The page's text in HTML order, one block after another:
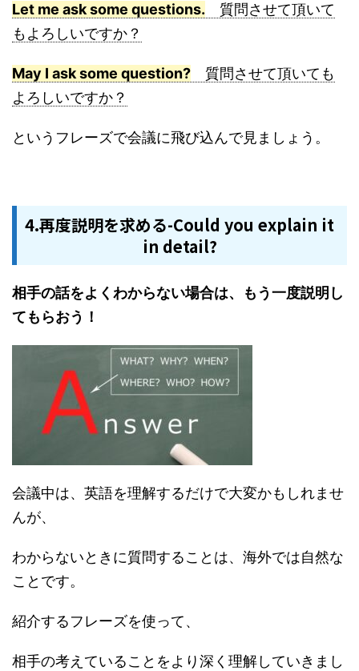
Let me ask some questions. 質問させて頂いて
もよろしいですか？
May I ask some question? 質問させて頂いても
よろしいですか？
というフレーズで会議に飛び込んで見ましょう。
4.再度説明を求める-Could you explain it
in detail?
相手の話をよくわからない場合は、もう一度説明し
てもらおう！
会議中は、英語を理解するだけで大変かもしれませ
んが、
わからないときに質問することは、海外では自然な
ことです。
紹介するフレーズを使って、
相手の考えていることをより深く理解していきまし